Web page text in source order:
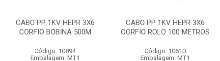
CABO PP 1KV HEPR 3X6
CORFIO BOBINA 500M
Código: 10894
Embalagem: MT1
CABO PP 1KV HEPR 3X6
CORFIO ROLO 100 METROS
Código: 10610
Embalagem: MT1